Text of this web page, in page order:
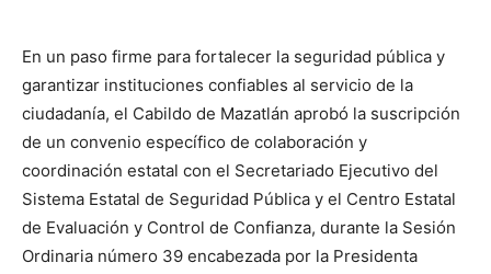
En un paso firme para fortalecer la seguridad pública y
garantizar instituciones confiables al servicio de la
ciudadanía, el Cabildo de Mazatlán aprobó la suscripción
de un convenio específico de colaboración y
coordinación estatal con el Secretariado Ejecutivo del
Sistema Estatal de Seguridad Pública y el Centro Estatal
de Evaluación y Control de Confianza, durante la Sesión
Ordinaria número 39 encabezada por la Presidenta